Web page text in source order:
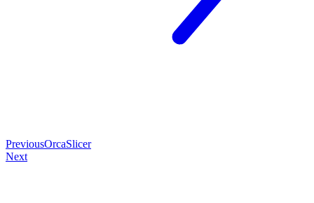
PreviousOrcaSlicer
Next